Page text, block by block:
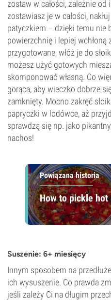
zostaw w całości, zależnie
zostawiasz je w całości,
patyczkiem – dzięki temu nie
powierzchnię i lepiej wchłoną
przygotowane, włóż je do
możesz użyć gotowych
skomponować własną. Co
gorąca, aby wieczko dobrze
zamknięty. Mocno zakręć
papryczki w lodówce, aż
sprawdzą się np. jako
nachos!
Powiązana historia
How to pickle hot
Suszenie: 6+ miesięcy
Innym sposobem na
ich wysuszenie. Co prawda
jeśli zależy Ci na długim